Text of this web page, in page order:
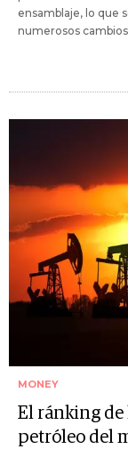
ensamblaje, lo que
numerosos
MONEY
El ránking de
petróleo del